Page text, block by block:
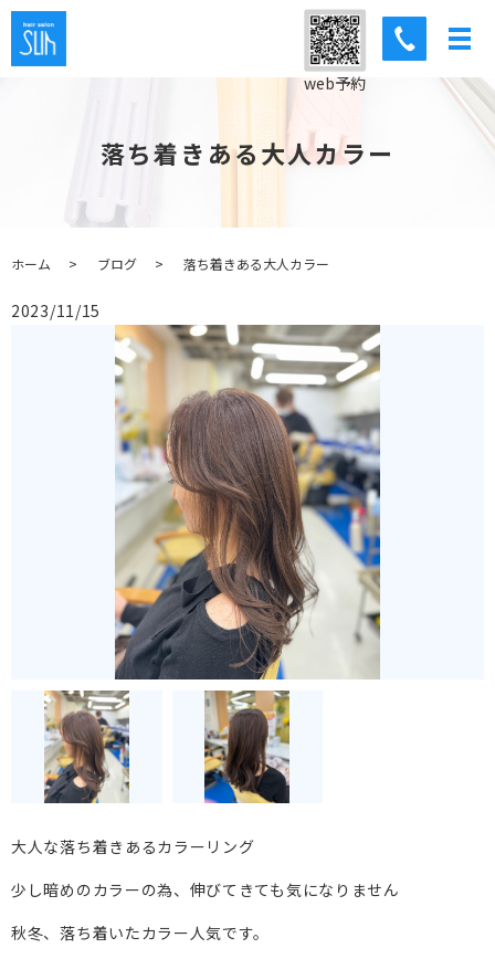
web予約
落ち着きある大人カラー
ホーム ブログ 落ち着きある大人カラー
2023/11/15
大人な落ち着きあるカラーリング
少し暗めのカラーの為、伸びてきても気になりません
秋冬、落ち着いたカラー人気です。